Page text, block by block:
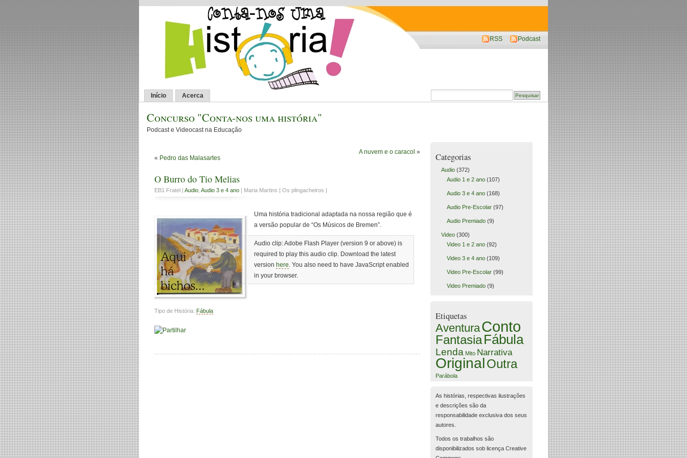
Início Acerca
Concurso "Conta-nos uma história"
Podcast e Videocast na Educação
RSS Podcast
« Pedro das Malasartes
A nuvem e o caracol »
O Burro do Tio Melias
EB1 Fratel | Audio Audio 3 e 4 ano | Maria Martins | Os plingacheiros |
Uma história tradicional adaptada na nossa região que é
a versão popular de “Os Músicos de Bremen”.
Audio clip: Adobe Flash Player (version 9 or above) is
required to play this audio clip. Download the latest
version here. You also need to have JavaScript enabled
in your browser.
Tipo de História: Fábula
Categorias
Audio(372)
Audio 1 e 2 ano(107)
Audio 3 e 4 ano(168)
Audio Pre-Escolar(97)
Audio Premiado(9)
Video(300)
Video 1 e 2 ano(92)
Video 3 e 4 ano(109)
Video Pre-Escolar(99)
Video Premiado(9)
Etiquetas
AventuraConto
FantasiaFábula
Lenda Mito Narrativa
OriginalOutra
Parábola
As histórias, respectivas ilustrações
e descrições são da
responsabilidade exclusiva dos seus
autores.
Todos os trabalhos são
disponibilizados sob licença Creative